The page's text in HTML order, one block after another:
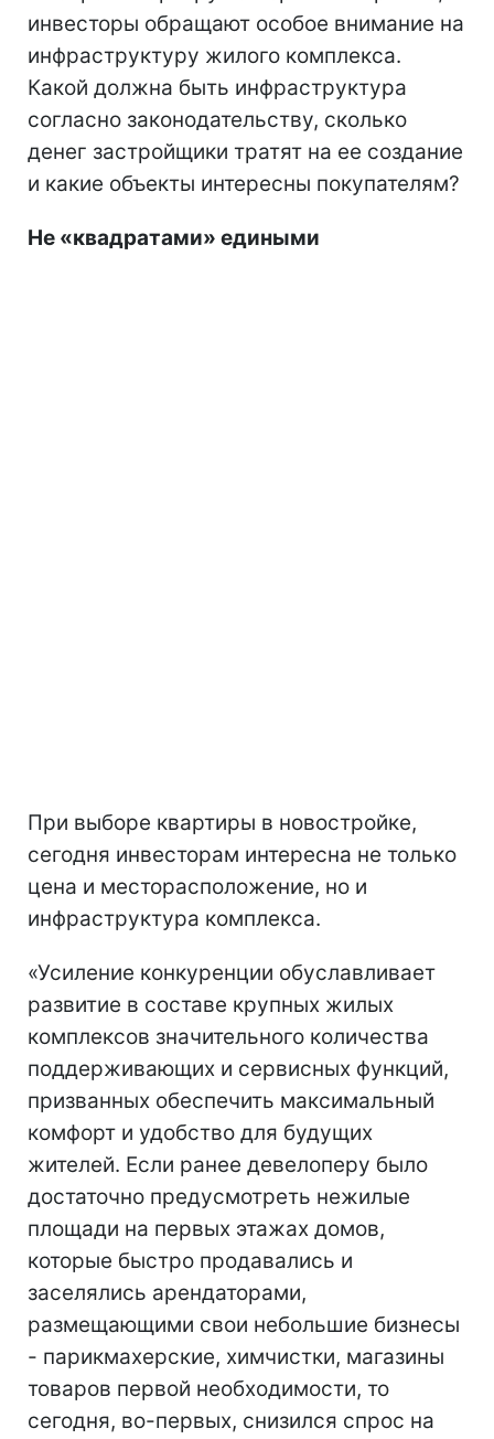
инвесторы обращают особое внимание на
инфраструктуру жилого комплекса.
Какой должна быть инфраструктура
согласно законодательству, сколько
денег застройщики тратят на ее создание
и какие объекты интересны покупателям?
Не «квадратами» едиными
При выборе квартиры в новостройке,
сегодня инвесторам интересна не только
цена и месторасположение, но и
инфраструктура комплекса.
«Усиление конкуренции обуславливает
развитие в составе крупных жилых
комплексов значительного количества
поддерживающих и сервисных функций,
призванных обеспечить максимальный
комфорт и удобство для будущих
жителей. Если ранее девелоперу было
достаточно предусмотреть нежилые
площади на первых этажах домов,
которые быстро продавались и
заселялись арендаторами,
размещающими свои небольшие бизнесы
- парикмахерские, химчистки, магазины
товаров первой необходимости, то
сегодня, во-первых, снизился спрос на